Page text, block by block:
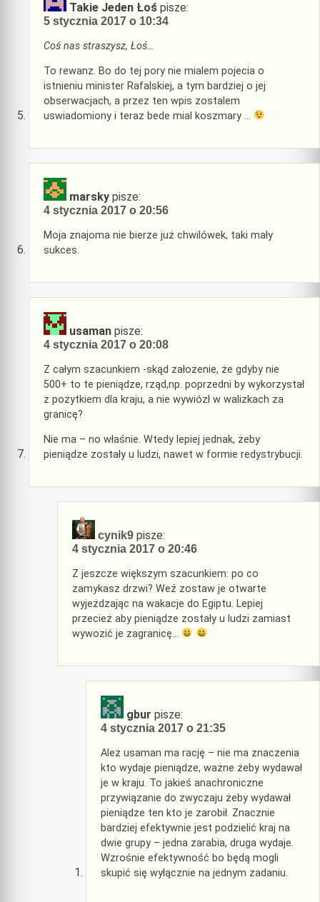
Takie Jeden Łoś pisze:
5 stycznia 2017 o 10:34
Coś nas straszysz, Łoś…
To rewanz. Bo do tej pory nie mialem pojecia o
istnieniu minister Rafalskiej, a tym bardziej o jej
obserwacjach, a przez ten wpis zostalem
uswiadomiony i teraz bede mial koszmary …
marsky pisze:
4 stycznia 2017 o 20:56
Moja znajoma nie bierze już chwilówek, taki mały
sukces.
usaman pisze:
4 stycznia 2017 o 20:08
Z całym szacunkiem -skąd założenie, że gdyby nie
500+ to te pieniądze, rząd,np. poprzedni by wykorzystał
z pożytkiem dla kraju, a nie wywiózł w walizkach za
granicę?
Nie ma – no właśnie. Wtedy lepiej jednak, żeby
pieniądze zostały u ludzi, nawet w formie redystrybucji.
cynik9 pisze:
4 stycznia 2017 o 20:46
Z jeszcze większym szacunkiem: po co
zamykasz drzwi? Weź zostaw je otwarte
wyjeżdzając na wakacje do Egiptu. Lepiej
przecież aby pieniądze zostały u ludzi zamiast
wywozić je zagranicę…
gbur pisze:
4 stycznia 2017 o 21:35
Ależ usaman ma rację – nie ma znaczenia
kto wydaje pieniądze, ważne żeby wydawał
je w kraju. To jakieś anachroniczne
przywiązanie do zwyczaju żeby wydawał
pieniądze ten kto je zarobił. Znacznie
bardziej efektywnie jest podzielić kraj na
dwie grupy – jedna zarabia, druga wydaje.
Wzrośnie efektywność bo będą mogli
skupić się wyłącznie na jednym zadaniu.